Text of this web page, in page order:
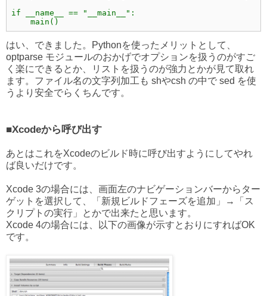
if __name__ == "__main__":
    main()
はい、できました。Pythonを使ったメリットとして、
optparse モジュールのおかげでオプションを扱うのがすご
く楽にできるとか、リストを扱うのが強力とかが見て取れ
ます。ファイル名の文字列加工も shやcsh の中で sed を使
うより安全でらくちんです。
■Xcodeから呼び出す
あとはこれをXcodeのビルド時に呼び出すようにしてやれ
ば良いだけです。
Xcode 3の場合には、画面左のナビゲーションバーからター
ゲットを選択して、「新規ビルドフェーズを追加」→「ス
クリプトの実行」とかで出来たと思います。
Xcode 4の場合には、以下の画像が示すとおりにすればOK
です。